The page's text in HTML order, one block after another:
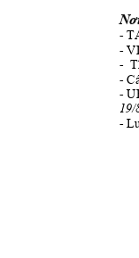
-
-
-
-
- U
19/
-